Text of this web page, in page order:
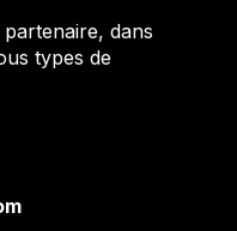
dans
types de